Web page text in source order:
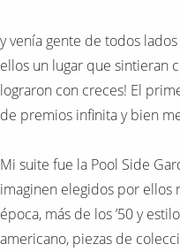
y venía gente de todos
ellos un lugar que sintieran
lograron con creces! El
de premios infinita y bien
Mi suite fue la Pool Side
imaginen elegidos por
época, más de los ’50 y
americano, piezas de